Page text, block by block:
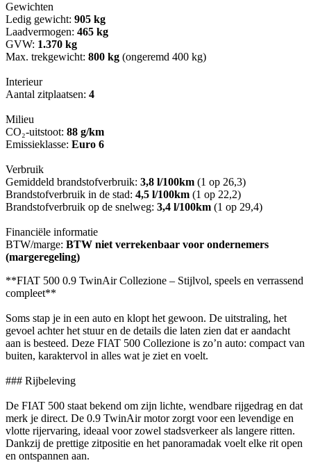
Gewichten
Ledig gewicht: 905 kg
Laadvermogen: 465 kg
GVW: 1.370 kg
Max. trekgewicht: 800 kg (ongeremd 400 kg)
Interieur
Aantal zitplaatsen: 4
Milieu
CO₂-uitstoot: 88 g/km
Emissieklasse: Euro 6
Verbruik
Gemiddeld brandstofverbruik: 3,8 l/100km (1 op 26,3)
Brandstofverbruik in de stad: 4,5 l/100km (1 op 22,2)
Brandstofverbruik op de snelweg: 3,4 l/100km (1 op 29,4)
Financiële informatie
BTW/marge: BTW niet verrekenbaar voor ondernemers
(margeregeling)
**FIAT 500 0.9 TwinAir Collezione – Stijlvol, speels en verrassend
compleet**
Soms stap je in een auto en klopt het gewoon. De uitstraling, het
gevoel achter het stuur en de details die laten zien dat er aandacht
aan is besteed. Deze FIAT 500 Collezione is zo’n auto: compact van
buiten, karaktervol in alles wat je ziet en voelt.
### Rijbeleving
De FIAT 500 staat bekend om zijn lichte, wendbare rijgedrag en dat
merk je direct. De 0.9 TwinAir motor zorgt voor een levendige en
vlotte rijervaring, ideaal voor zowel stadsverkeer als langere ritten.
Dankzij de prettige zitpositie en het panoramadak voelt elke rit open
en ontspannen aan.